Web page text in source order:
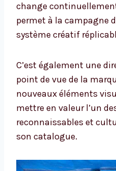
change
permet à la campagne
système créatif
C’est également une
point de vue de la
nouveaux éléments
mettre en valeur l’un
reconnaissables et
son catalogue.